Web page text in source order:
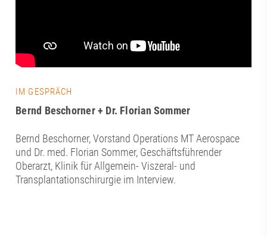
IM GESPRÄCH
Bernd Beschorner + Dr. Florian Sommer
Bernd Beschorner, Vorstand Operations MT Aerospace
und Dr. med. Florian Sommer, Geschäftsführender
Oberarzt, Klinik für Allgemein- Viszeral- und
Transplantationschirurgie im Interview.